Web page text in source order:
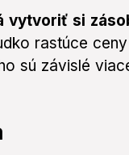
vytvoriť si
rastúce
sú závislé